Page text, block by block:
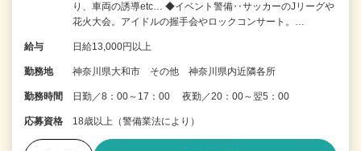
り、車両の誘導etc… ◆イベント警備‥サッカーのJリーグや
花火大会。アイドルの握手会やロックコンサート。…
給与 日給13,000円以上
勤務地 神奈川県大和市 その他 神奈川県内近隣各所
勤務時間 日勤／8：00～17：00 夜勤／20：00～翌5：00
応募資格 18歳以上（警備業法により）